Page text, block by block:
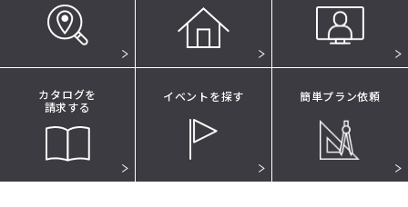
カタログを
請求する
イベントを探す 簡単プラン依頼